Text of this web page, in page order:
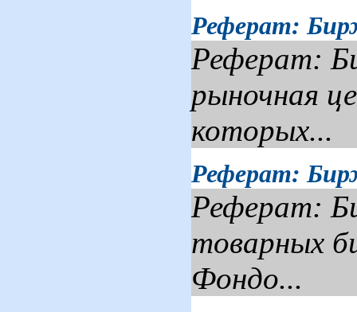
Реферат:
Реферат:
рыночная
которых...
Реферат:
Реферат:
товарных
Фондо...